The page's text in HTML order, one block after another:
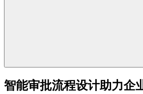
智能审批流程设计助力企